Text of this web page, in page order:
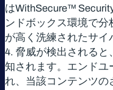
はWithSecure™
ンドボックス環境で
が高く洗練されたサイ
4. 脅威が検出されると
知されます。エンドユ
れ、当該コンテンツの